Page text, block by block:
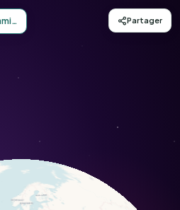
à feuilles de
Passerage à feuilles de graminée Partager